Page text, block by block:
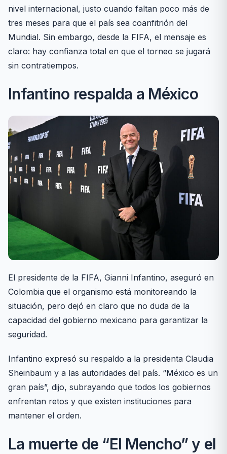
nivel internacional, justo cuando faltan poco más de
tres meses para que el país sea coanfitrión del
Mundial. Sin embargo, desde la FIFA, el mensaje es
claro: hay confianza total en que el torneo se jugará
sin contratiempos.
Infantino respalda a México
El presidente de la FIFA, Gianni Infantino, aseguró en
Colombia que el organismo está monitoreando la
situación, pero dejó en claro que no duda de la
capacidad del gobierno mexicano para garantizar la
seguridad.
Infantino expresó su respaldo a la presidenta Claudia
Sheinbaum y a las autoridades del país. “México es un
gran país”, dijo, subrayando que todos los gobiernos
enfrentan retos y que existen instituciones para
mantener el orden.
La muerte de “El Mencho” y el